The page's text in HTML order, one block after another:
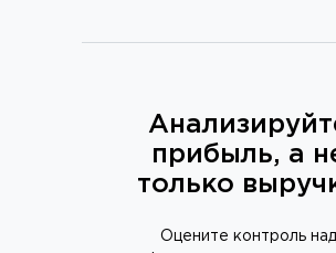
Оцените контроль над
прибыль, а
только